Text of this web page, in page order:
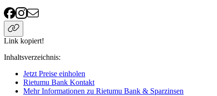
Link kopiert!
Inhaltsverzeichnis:
Jetzt Preise einholen
Rietumu Bank Kontakt
Mehr Informationen zu Rietumu Bank & Sparzinsen